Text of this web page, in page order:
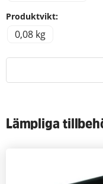
Produktvikt:
0,08 kg
Lämpliga